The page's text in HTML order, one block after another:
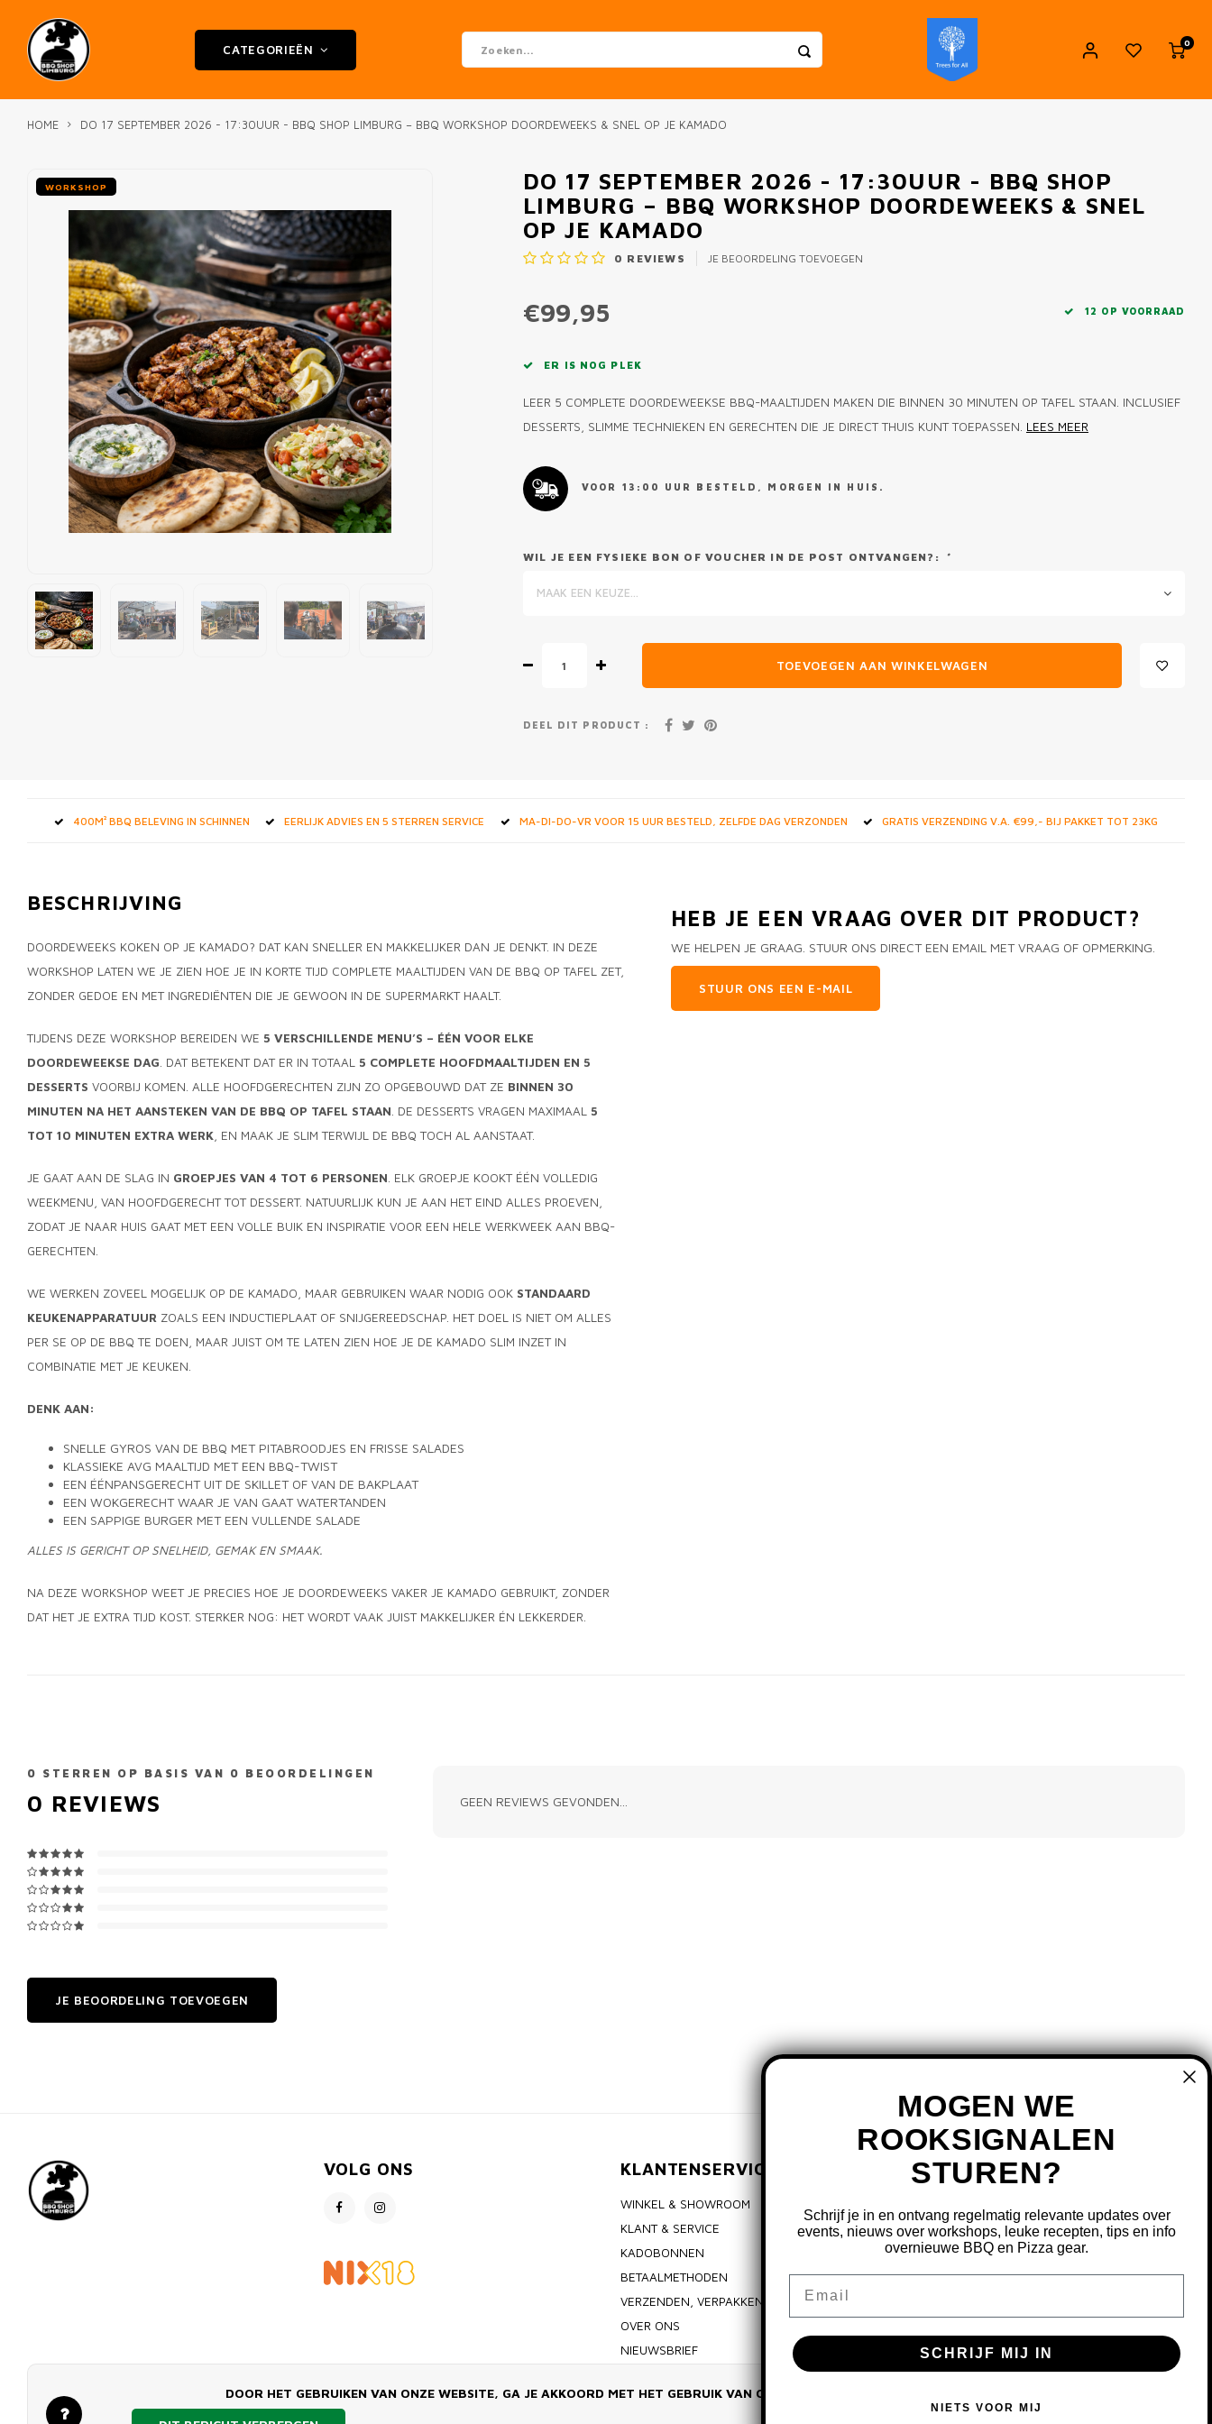
CATEGORIEËN
0
HOME DO 17 SEPTEMBER 2026 - 17:30UUR - BBQ SHOP LIMBURG – BBQ WORKSHOP DOORDEWEEKS & SNEL OP JE KAMADO
WORKSHOP
DO 17 SEPTEMBER 2026 - 17:30UUR - BBQ SHOP
LIMBURG – BBQ WORKSHOP DOORDEWEEKS & SNEL
OP JE KAMADO
0 REVIEWS JE BEOORDELING TOEVOEGEN
€99,95 12 OP VOORRAAD
ER IS NOG PLEK
LEER 5 COMPLETE DOORDEWEEKSE BBQ-MAALTIJDEN MAKEN DIE BINNEN 30 MINUTEN OP TAFEL STAAN. INCLUSIEF
DESSERTS, SLIMME TECHNIEKEN EN GERECHTEN DIE JE DIRECT THUIS KUNT TOEPASSEN. LEES MEER
VOOR 13:00 UUR BESTELD, MORGEN IN HUIS.
WIL JE EEN FYSIEKE BON OF VOUCHER IN DE POST ONTVANGEN?: *
MAAK EEN KEUZE...
TOEVOEGEN AAN WINKELWAGEN
DEEL DIT PRODUCT :
400M² BBQ BELEVING IN SCHINNEN EERLIJK ADVIES EN 5 STERREN SERVICE MA-DI-DO-VR VOOR 15 UUR BESTELD, ZELFDE DAG VERZONDEN GRATIS VERZENDING V.A. €99,- BIJ PAKKET TOT 23KG
BESCHRIJVING
DOORDEWEEKS KOKEN OP JE KAMADO? DAT KAN SNELLER EN MAKKELIJKER DAN JE DENKT. IN DEZE
WORKSHOP LATEN WE JE ZIEN HOE JE IN KORTE TIJD COMPLETE MAALTIJDEN VAN DE BBQ OP TAFEL ZET,
ZONDER GEDOE EN MET INGREDIËNTEN DIE JE GEWOON IN DE SUPERMARKT HAALT.
TIJDENS DEZE WORKSHOP BEREIDEN WE 5 VERSCHILLENDE MENU’S – ÉÉN VOOR ELKE
DOORDEWEEKSE DAG . DAT BETEKENT DAT ER IN TOTAAL 5 COMPLETE HOOFDMAALTIJDEN EN 5
DESSERTS VOORBIJ KOMEN. ALLE HOOFDGERECHTEN ZIJN ZO OPGEBOUWD DAT ZE BINNEN 30
MINUTEN NA HET AANSTEKEN VAN DE BBQ OP TAFEL STAAN . DE DESSERTS VRAGEN MAXIMAAL 5
TOT 10 MINUTEN EXTRA WERK , EN MAAK JE SLIM TERWIJL DE BBQ TOCH AL AANSTAAT.
JE GAAT AAN DE SLAG IN GROEPJES VAN 4 TOT 6 PERSONEN . ELK GROEPJE KOOKT ÉÉN VOLLEDIG
WEEKMENU, VAN HOOFDGERECHT TOT DESSERT. NATUURLIJK KUN JE AAN HET EIND ALLES PROEVEN,
ZODAT JE NAAR HUIS GAAT MET EEN VOLLE BUIK EN INSPIRATIE VOOR EEN HELE WERKWEEK AAN BBQ-
GERECHTEN.
WE WERKEN ZOVEEL MOGELIJK OP DE KAMADO, MAAR GEBRUIKEN WAAR NODIG OOK STANDAARD
KEUKENAPPARATUUR ZOALS EEN INDUCTIEPLAAT OF SNIJGEREEDSCHAP. HET DOEL IS NIET OM ALLES
PER SE OP DE BBQ TE DOEN, MAAR JUIST OM TE LATEN ZIEN HOE JE DE KAMADO SLIM INZET IN
COMBINATIE MET JE KEUKEN.
DENK AAN:
SNELLE GYROS VAN DE BBQ MET PITABROODJES EN FRISSE SALADES
KLASSIEKE AVG MAALTIJD MET EEN BBQ-TWIST
EEN ÉÉNPANSGERECHT UIT DE SKILLET OF VAN DE BAKPLAAT
EEN WOKGERECHT WAAR JE VAN GAAT WATERTANDEN
EEN SAPPIGE BURGER MET EEN VULLENDE SALADE
ALLES IS GERICHT OP SNELHEID, GEMAK EN SMAAK.
NA DEZE WORKSHOP WEET JE PRECIES HOE JE DOORDEWEEKS VAKER JE KAMADO GEBRUIKT, ZONDER
DAT HET JE EXTRA TIJD KOST. STERKER NOG: HET WORDT VAAK JUIST MAKKELIJKER ÉN LEKKERDER.
HEB JE EEN VRAAG OVER DIT PRODUCT?
WE HELPEN JE GRAAG. STUUR ONS DIRECT EEN EMAIL MET VRAAG OF OPMERKING.
STUUR ONS EEN E-MAIL
0 STERREN OP BASIS VAN 0 BEOORDELINGEN
0 REVIEWS
JE BEOORDELING TOEVOEGEN
GEEN REVIEWS GEVONDEN...
VOLG ONS KLANTENSERVICE
WINKEL & SHOWROOM
KLANT & SERVICE
KADOBONNEN
BETAALMETHODEN
VERZENDEN, VERPAKKEN & RETOURNEREN
OVER ONS
NIEUWSBRIEF
PRIVACY POLICY
MIJN ACCOUNT
MIJN BESTELLINGEN
MIJN TICKETS
MIJN VERLANGLIJST
DOOR HET GEBRUIKEN VAN ONZE WEBSITE, GA JE AKKOORD MET HET GEBRUIK VAN COOKIES OM ONZE WEBSITE TE VERBETEREN.
MOGEN WE
ROOKSIGNALEN
STUREN?
Schrijf je in en ontvang regelmatig relevante updates over
events, nieuws over workshops, leuke recepten, tips en info
overnieuwe BBQ en Pizza gear.
SCHRIJF MIJ IN
NIETS VOOR MIJ